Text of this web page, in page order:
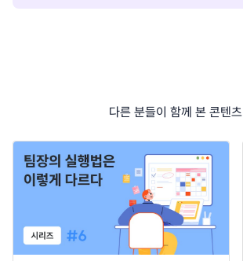
다른 분들이 함께 본 콘텐츠